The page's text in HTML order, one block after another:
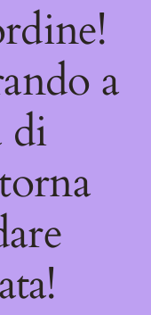
a
di